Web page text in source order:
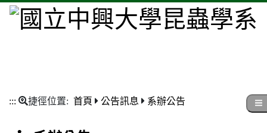
::: 捷徑位置: 首頁 公告訊息 系辦公告